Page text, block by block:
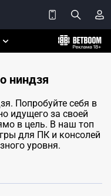
ниндзя
Попробуйте себя в
идущего за своей
в цель. В наш топ
для ПК и консолей
уровня.